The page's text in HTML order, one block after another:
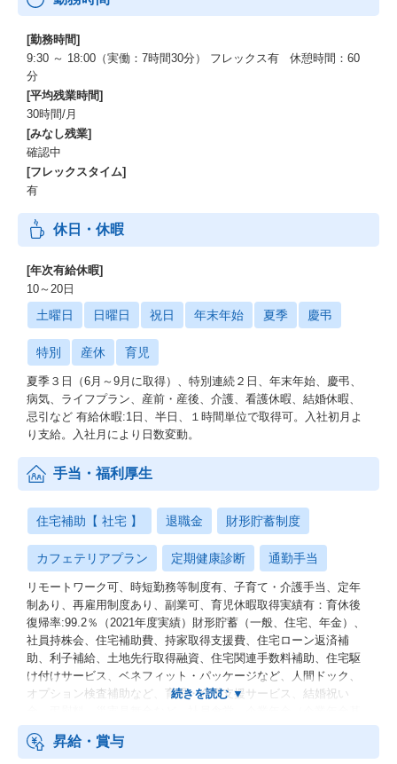
[勤務時間]
9:30 ～ 18:00（実働：7時間30分） フレックス有 休憩時間：60
分
[平均残業時間]
30時間/月
[みなし残業]
確認中
[フレックスタイム]
有
休日・休暇
[年次有給休暇]
10～20日
土曜日 日曜日 祝日 年末年始 夏季 慶弔
特別 産休 育児
夏季３日（6月～9月に取得）、特別連続２日、年末年始、慶弔、
病気、ライフプラン、産前・産後、介護、看護休暇、結婚休暇、
忌引など 有給休暇:1日、半日、１時間単位で取得可。入社初月よ
り支給。入社月により日数変動。
手当・福利厚生
住宅補助【 社宅 】 退職金 財形貯蓄制度
カフェテリアプラン 定期健康診断 通勤手当
リモートワーク可、時短勤務等制度有、子育て・介護手当、定年
制あり、再雇用制度あり、副業可、育児休暇取得実績有：育休後
復帰率:99.2％（2021年度実績）財形貯蓄（一般、住宅、年金）、
社員持株会、住宅補助費、持家取得支援費、住宅ローン返済補
助、利子補給、土地先行取得融資、住宅関連手数料補助、住宅駆
け付けサービス、ベネフィット・パッケージなど、人間ドック、
オプション検査補助など、育児・介護支援サービス、結婚祝い
金、確定拠出年金）、電気通信共済会(個人年金、遺児育英基金)
昇給・賞与